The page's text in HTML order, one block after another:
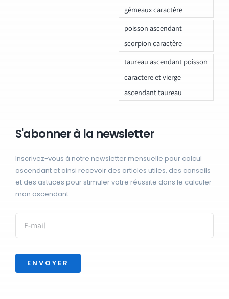
gémeaux caractère
poisson ascendant
scorpion caractère
taureau ascendant poisson
caractere et vierge
ascendant taureau
S'abonner à la newsletter
Inscrivez-vous à notre newsletter mensuelle pour calcul
ascendant et ainsi recevoir des articles utiles, des conseils
et des astuces pour stimuler votre réussite dans le calculer
mon ascendant :
ENVOYER